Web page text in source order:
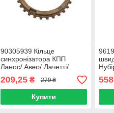
90305939 Кільце
синхронізатора КПП
Ланос/ Авео/ Лачетті/
Леганза/ Нубіра/ Епіка (1-
2пер) наржу (ориг)
209,25₴ 279 ₴
Купити